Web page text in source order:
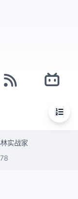
实战家